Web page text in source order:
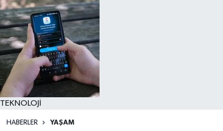
TEKNOLOJİ
HABERLER YAŞAM